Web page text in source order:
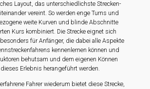
Layout, das unterschiedlichste Strecken-
vereint. So werden enge Turns und
weite Kurven und blinde Abschnitte
Kurs kombiniert. Die Strecke eignet sich
für Anfänger, die dabei alle Aspekte
kennenlernen können und
behutsam und dem eigenen Können
Erlebnis herangeführt werden.
Fahrer wiederum bietet diese Strecke,